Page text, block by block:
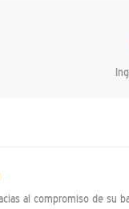
al compromiso de su